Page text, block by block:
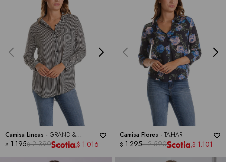
Camisa Lineas - GRAND &
GREENE
$ 1.195$ 2.390 $ 1.016
Camisa Flores - TAHARI
$ 1.295$ 2.590 $ 1.101